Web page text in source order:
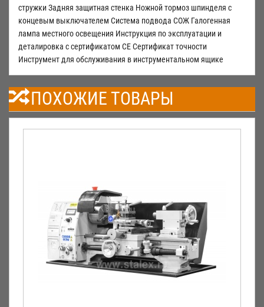
стружки Задняя защитная стенка Ножной тормоз шпинделя с
концевым выключателем Система подвода СОЖ Галогенная
лампа местного освещения Инструкция по эксплуатации и
деталировка с сертификатом СЕ Сертификат точности
Инструмент для обслуживания в инструментальном ящике
ПОХОЖИЕ ТОВАРЫ